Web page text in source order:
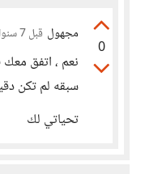
0
مجهول قبل 7 سنوات
نعم ، اتفق
سبقه لم تكن
تحياتي لك